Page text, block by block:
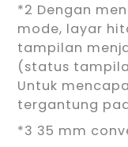
*2 Dengan
mode, layar
tampilan
(status
Untuk
tergantung
*3 35 mm